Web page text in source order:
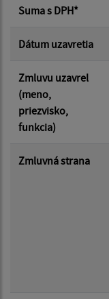
Suma s DPH*
Dátum uzavretia
Zmluvu uzavrel
(meno,
priezvisko,
funkcia)
Zmluvná strana